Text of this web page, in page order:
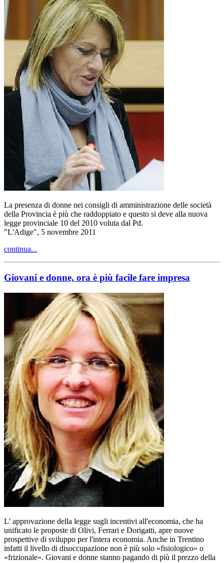
La presenza di donne nei consigli di amministrazione delle società
della Provincia è più che raddoppiato e questo si deve alla nuova
legge provinciale 10 del 2010 voluta dal Pd.
"L'Adige", 5 novembre 2011
continua...
Giovani e donne, ora è più facile fare impresa
L' approvazione della legge sugli incentivi all'economia, che ha
unificato le proposte di Olivi, Ferrari e Dorigatti, apre nuove
prospettive di sviluppo per l'intera economia. Anche in Trentino
infatti il livello di disoccupazione non è più solo «fisiologico» o
«frizionale». Giovani e donne stanno pagando di più il prezzo della